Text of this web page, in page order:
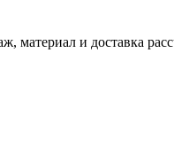
материал и доставка